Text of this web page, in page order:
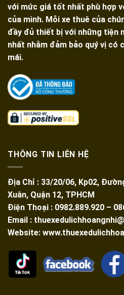
với mức giá tốt nhất phù hợp
của mình. Mỗi xe thuê của
đầy đủ thiết bị với những tiện
nhất nhằm đảm bảo quý vị có
mái.
THÔNG TIN LIÊN HỆ
Địa Chỉ : 33/20/06, Kp02,
Xuân, Quận 12, TPHCM
Điện Thoại : 0982.889.920 –
Email :
Website: